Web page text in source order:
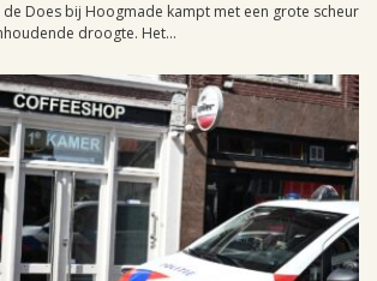
de Does bij Hoogmade kampt met een grote scheur
droogte. Het...